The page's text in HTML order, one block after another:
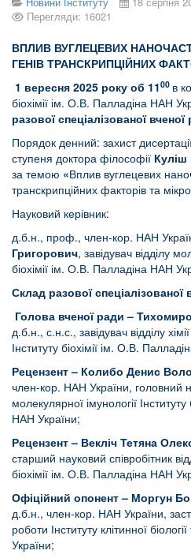
Перегляди: 16021
ВПЛИВ ВУГЛЕЦЕВИХ
ГЕНІВ ТРАНСКРИПЦІЙНИХ
1 вересня 2025 року об 1100 в
біохімії ім. О.В. Палладіна НАН
разової спеціалізованої
Порядок денний: захист
ступеня доктора філософії
за темою «Вплив вуглецевих
транскрипційних факторів та
Науковий керівник:
д.б.н., проф., член-кор. НАН
Григорович, завідувач відділу
біохімії ім. О.В. Палладіна НАН
Склад разової спеціалізованої
Голова вченої ради –
д.б.н., с.н.с., завідувач відділу
Інституту біохімії ім. О.В.
Рецензент – Колибо Денис
член-кор. НАН України, головний
молекулярної імунології
НАН України;
Рецензент – Векліч Тетяна
старший науковий співробітник
біохімії ім. О.В. Палладіна НАН
Офіційний опонент – Моргун
д.б.н., член-кор. НАН України,
роботи Інституту клітинної
України;